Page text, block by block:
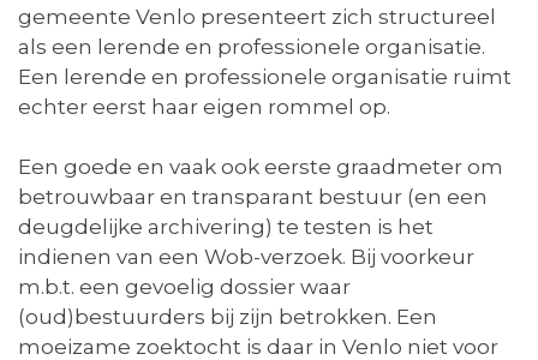
gemeente Venlo presenteert zich structureel
als een lerende en professionele organisatie.
Een lerende en professionele organisatie ruimt
echter eerst haar eigen rommel op.
Een goede en vaak ook eerste graadmeter om
betrouwbaar en transparant bestuur (en een
deugdelijke archivering) te testen is het
indienen van een Wob-verzoek. Bij voorkeur
m.b.t. een gevoelig dossier waar
(oud)bestuurders bij zijn betrokken. Een
moeizame zoektocht is daar in Venlo niet voor